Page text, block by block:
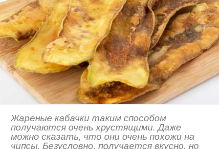
Жареные кабачки таким способом
получаются очень хрустящими. Даже
можно сказать, что они очень похожи на
чипсы. Безусловно, получается вкусно, но